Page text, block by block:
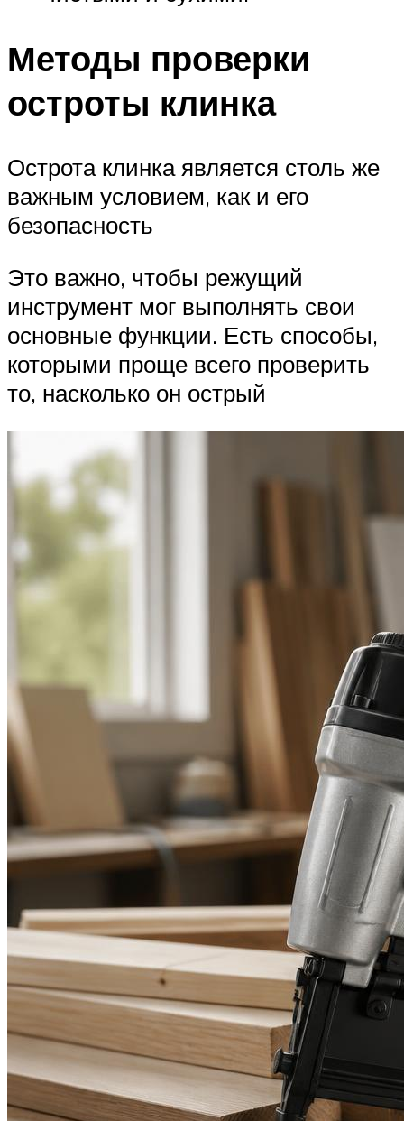
Методы проверки
остроты клинка
Острота клинка является столь же
важным условием, как и его
безопасность
Это важно, чтобы режущий
инструмент мог выполнять свои
основные функции. Есть способы,
которыми проще всего проверить
то, насколько он острый